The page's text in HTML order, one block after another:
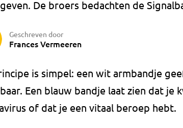
De broers bedachten de
Geschreven door
Frances Vermeeren
is simpel: een wit armbandje
Een blauw bandje laat zien dat je
of dat je een vitaal beroep hebt.